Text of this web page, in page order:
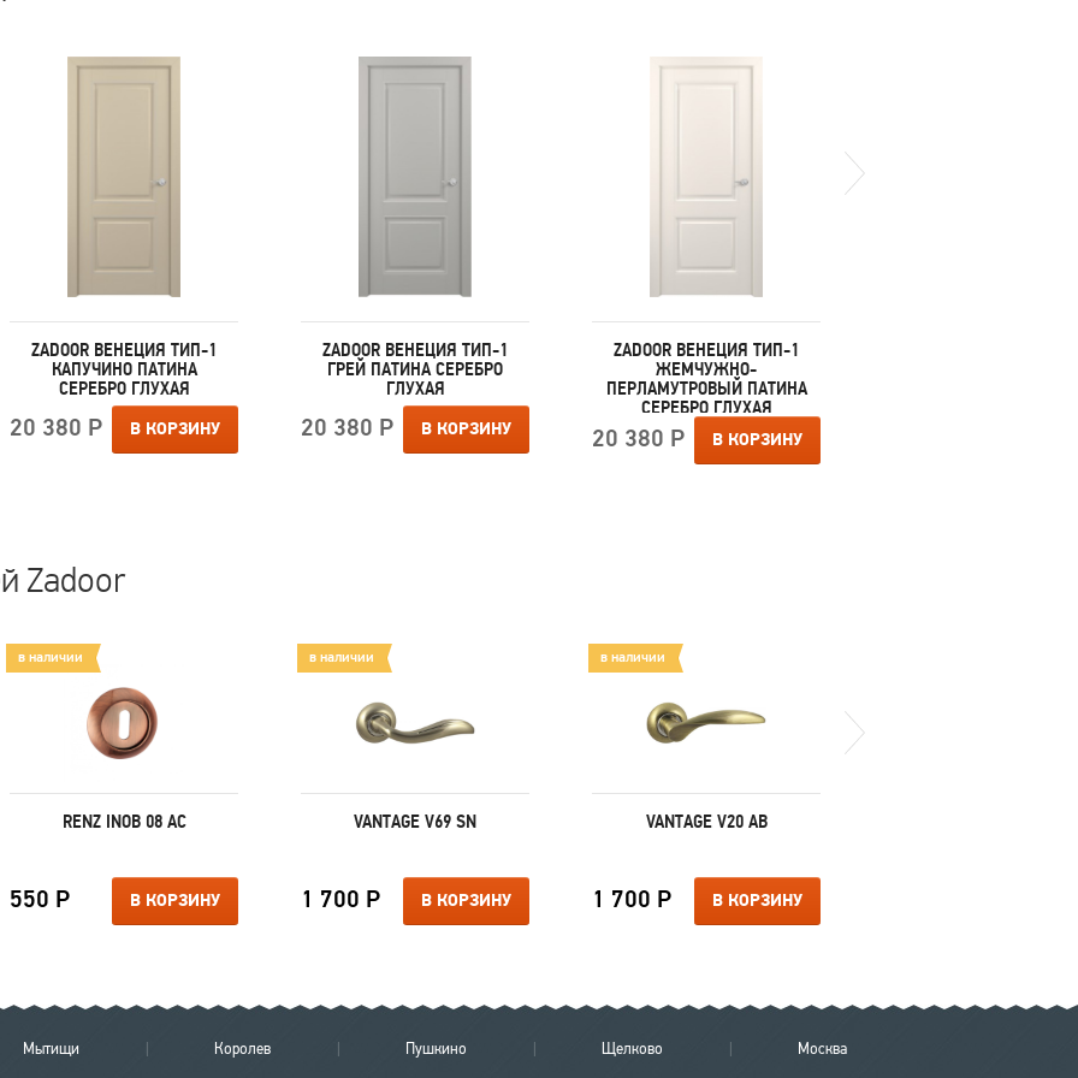
ZADOOR ВЕНЕЦИЯ ТИП-1
КАПУЧИНО ПАТИНА
СЕРЕБРО ГЛУХАЯ
20 380 Р В КОРЗИНУ
ZADOOR ВЕНЕЦИЯ ТИП-1
ГРЕЙ ПАТИНА СЕРЕБРО
ГЛУХАЯ
20 380 Р В КОРЗИНУ
ZADOOR ВЕНЕЦИЯ ТИП-1
ЖЕМЧУЖНО-
ПЕРЛАМУТРОВЫЙ ПАТИНА
СЕРЕБРО ГЛУХАЯ
20 380 Р В КОРЗИНУ
Zadoor
в наличии
RENZ INOB 08 AС
550 Р В КОРЗИНУ
в наличии
VANTAGE V69 SN
1 700 Р В КОРЗИНУ
в наличии
VANTAGE V20 AB
1 700 Р В КОРЗИНУ
Мытищи Королев Пушкино Щелково Москва